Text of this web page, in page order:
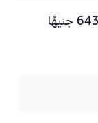
سجل سعر جرام الذهب عيار 18 اليوم 6437 جنيهًا